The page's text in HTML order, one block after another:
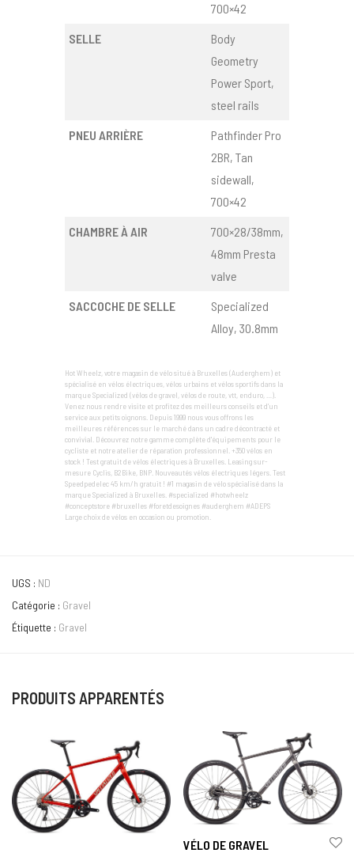
700×42
SELLE
Body
Geometry
Power Sport,
steel rails
PNEU ARRIÈRE
Pathfinder Pro
2BR, Tan
sidewall,
700×42
CHAMBRE À AIR
700×28/38mm,
48mm Presta
valve
SACCOCHE DE SELLE
Specialized
Alloy, 30.8mm
Hot Wheelz, votre magasin de vélo situé à Bruxelles (Auderghem) et
spécialisé en vélos électriques, vélos urbains et vélos sportifs dans la
marque Specialized (vélos de gravel, vélos de route, vtt, enduro, …).
Venez nous rendre visite et profitez des meilleurs conseils et d’un
service aux petits oignons. Depuis 1999 nous vous offrons les
meilleures références sur le marché dans un cadre décontracté et
convivial. Découvrez notre gamme complète d'équipements pour le
cycliste et notre atelier de réparation professionnel. +350 vélos en
stock ! Test gratuit de vélos électriques à Bruxelles. Leasing sur-
mesure Cyclis, B2Bike, BNP. Nouveautés vélos électriques légers. Test
Speedpedelec 45 km/h gratuit ! #1 magasin de vélo spécialisé dans la
marque Specialized à Bruxelles. #specialized #hotwheelz
#conceptstore #bruxelles #foretdesoignes #auderghem #ADEPS
Large choix de vélos en occasion ou promotion.
UGS : ND
Catégorie : Gravel
Étiquette : Gravel
PRODUITS APPARENTÉS
VÉLO DE GRAVEL